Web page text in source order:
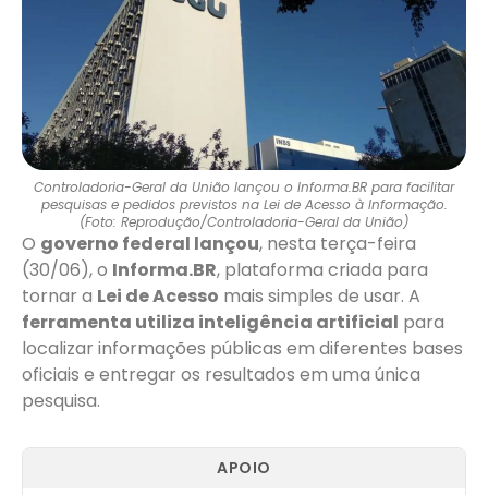
Controladoria-Geral da União lançou o Informa.BR para facilitar
pesquisas e pedidos previstos na Lei de Acesso à Informação.
(Foto: Reprodução/Controladoria-Geral da União)
O governo federal lançou, nesta terça-feira
(30/06), o Informa.BR, plataforma criada para
tornar a Lei de Acesso mais simples de usar. A
ferramenta utiliza inteligência artificial para
localizar informações públicas em diferentes bases
oficiais e entregar os resultados em uma única
pesquisa.
APOIO